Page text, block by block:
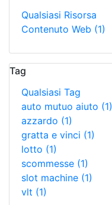
Qualsiasi Risorsa
Contenuto Web (1)
Tag
Qualsiasi Tag
auto mutuo aiuto (1)
azzardo (1)
gratta e vinci (1)
lotto (1)
scommesse (1)
slot machine (1)
vlt (1)